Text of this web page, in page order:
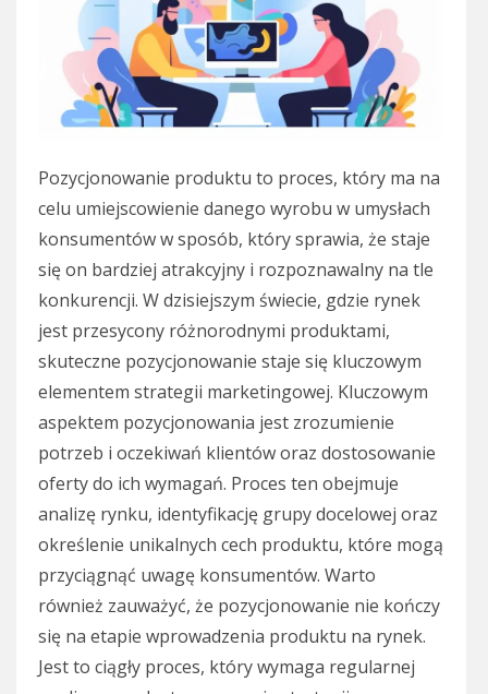
Pozycjonowanie produktu to proces, który ma na
celu umiejscowienie danego wyrobu w umysłach
konsumentów w sposób, który sprawia, że staje
się on bardziej atrakcyjny i rozpoznawalny na tle
konkurencji. W dzisiejszym świecie, gdzie rynek
jest przesycony różnorodnymi produktami,
skuteczne pozycjonowanie staje się kluczowym
elementem strategii marketingowej. Kluczowym
aspektem pozycjonowania jest zrozumienie
potrzeb i oczekiwań klientów oraz dostosowanie
oferty do ich wymagań. Proces ten obejmuje
analizę rynku, identyfikację grupy docelowej oraz
określenie unikalnych cech produktu, które mogą
przyciągnąć uwagę konsumentów. Warto
również zauważyć, że pozycjonowanie nie kończy
się na etapie wprowadzenia produktu na rynek.
Jest to ciągły proces, który wymaga regularnej